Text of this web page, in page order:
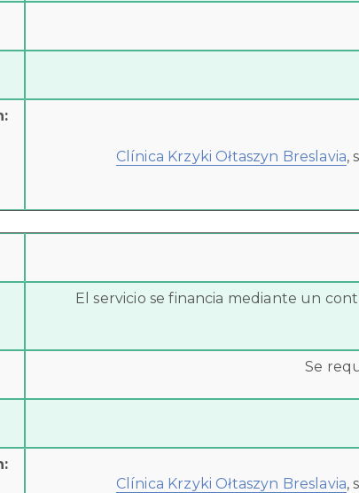
Clínica Krzyki Ołtaszyn Breslavia,
El servicio se financia mediante un
Se
Clínica Krzyki Ołtaszyn Breslavia,